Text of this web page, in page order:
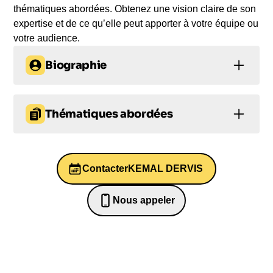
thématiques abordées. Obtenez une vision claire de son
expertise et de ce qu’elle peut apporter à votre équipe ou
votre audience.
Biographie
homme politique turc, fort d'une riche expérience
internationale au sein de la Banque Mondiale, des
avec autorité sur les questions liées à la
mondialisation, l'économie et les affaires
courantes.
En 22 années passées à la Banque Mondiale,
Thématiques abordées
Prise de parole en public et éloquence
Conduite du changement Leadership
ContacterKEMAL DERVIS
Nous appeler
0652698481